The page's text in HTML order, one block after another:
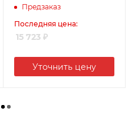
дымоходный/мех.
Предзаказ
Последняя цена:
15 723₽
Уточнить цену